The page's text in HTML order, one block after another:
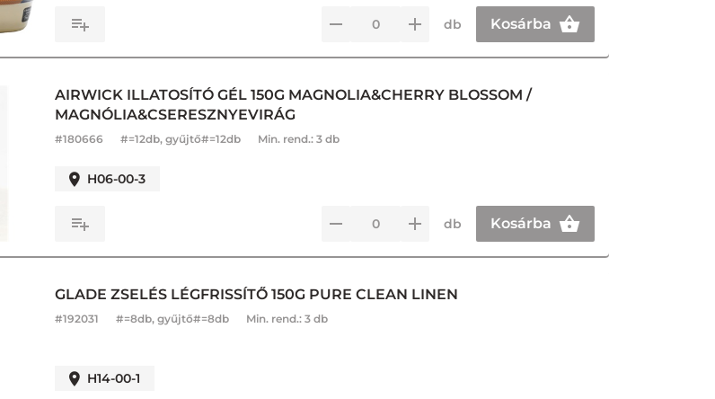
db Kosárba
AIRWICK ILLATOSÍTÓ GÉL 150G MAGNOLIA&CHERRY BLOSSOM /
MAGNÓLIA&CSERESZNYEVIRÁG
#180666 #=12db, gyűjtő#=12db Min. rend.: 3 db
H06-00-3
db Kosárba
GLADE ZSELÉS LÉGFRISSÍTŐ 150G PURE CLEAN LINEN
#192031 #=8db, gyűjtő#=8db Min. rend.: 3 db
H14-00-1